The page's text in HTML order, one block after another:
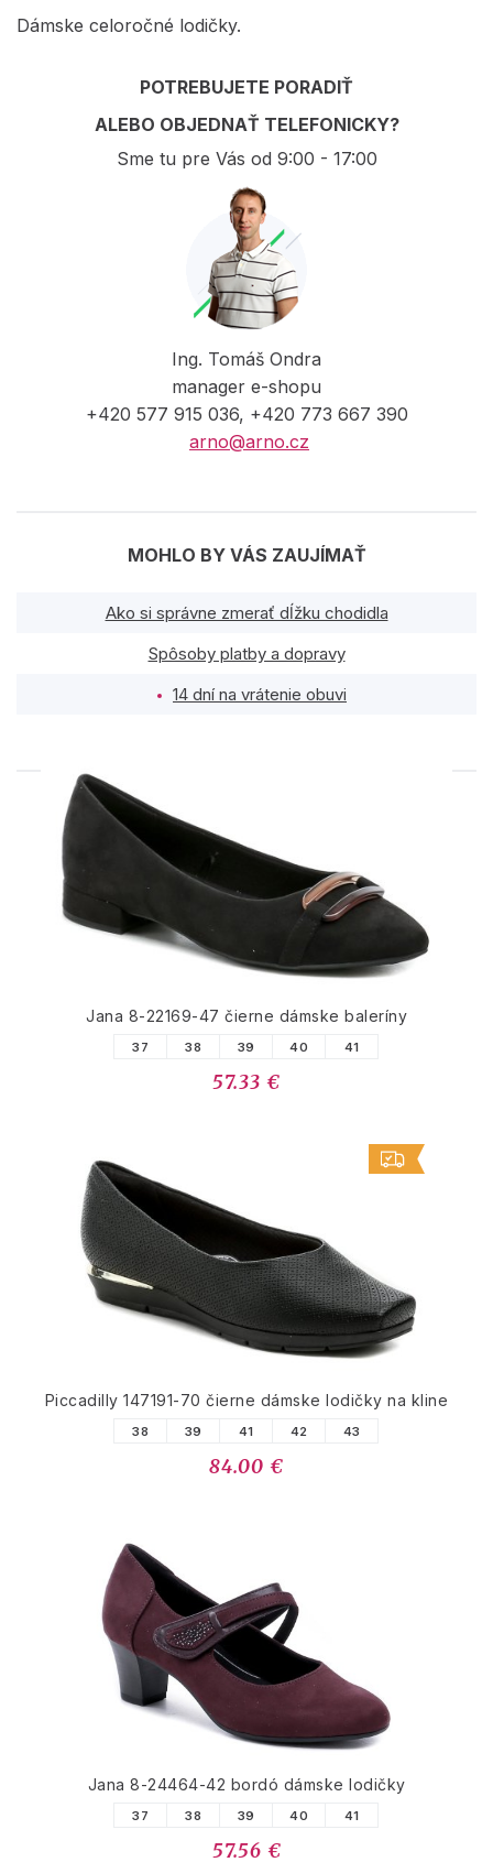
Dámske celoročné lodičky.
POTREBUJETE PORADIŤ
ALEBO OBJEDNAŤ TELEFONICKY?
Sme tu pre Vás od 9:00 - 17:00
Ing. Tomáš Ondra
manager e-shopu
+420 577 915 036, +420 773 667 390
arno@arno.cz
MOHLO BY VÁS ZAUJÍMAŤ
Ako si správne zmerať dĺžku chodidla
Spôsoby platby a dopravy
14 dní na vrátenie obuvi
PODOBNÉ PRODUKTY
Jana 8-22169-47 čierne dámske baleríny
37 38 39 40 41
57.33 €
Piccadilly 147191-70 čierne dámske lodičky na kline
38 39 41 42 43
84.00 €
Jana 8-24464-42 bordó dámske lodičky
37 38 39 40 41
57.56 €